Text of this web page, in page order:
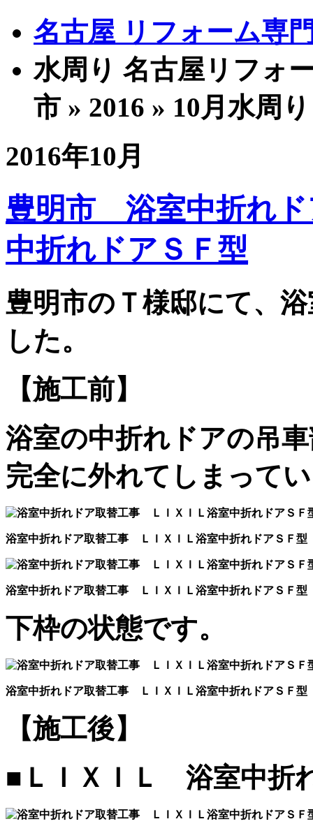
名古屋 リフォーム専
水周り 名古屋リフォ
市 » 2016 » 10月水周
2016年10月
豊明市 浴室中折れ
中折れドアＳＦ型
豊明市のＴ様邸にて、
した。
【施工前】
浴室の中折れドアの吊
完全に外れてしまって
浴室中折れドア取替工事 ＬＩＸＩＬ浴室中折れドアＳＦ
浴室中折れドア取替工事 ＬＩＸＩＬ浴室中折れドアＳＦ
下枠の状態です。
浴室中折れドア取替工事 ＬＩＸＩＬ浴室中折れドアＳＦ
【施工後】
■ＬＩＸＩＬ 浴室中折